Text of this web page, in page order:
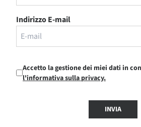
Indirizzo E-mail
Accetto la gestione dei miei dati in
l'informativa sulla privacy.
INVIA